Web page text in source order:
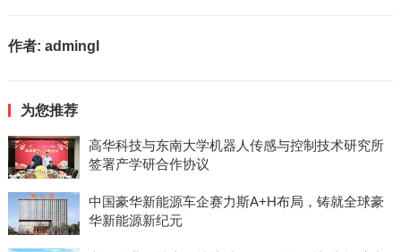
作者: admingl
为您推荐
高华科技与东南大学机器人传感与控制技术研究所
签署产学研合作协议
中国豪华新能源车企赛力斯A+H布局，铸就全球豪
华新能源新纪元